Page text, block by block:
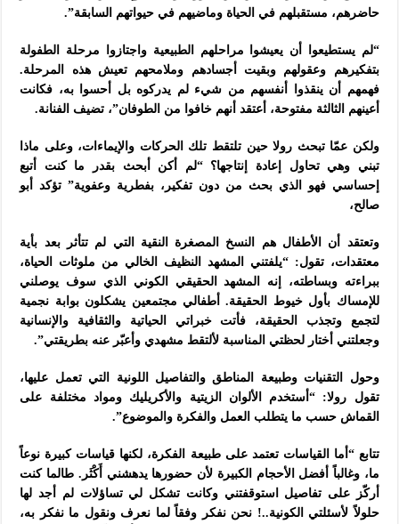
حاضرهم، مستقبلهم في الحياة وماضيهم في حيواتهم السابقة”.
“لم يستطيعوا أن يعيشوا مراحلهم الطبيعية واجتازوا مرحلة الطفولة
بتفكيرهم وعقولهم وبقيت أجسادهم وملامحهم تعيش هذه المرحلة.
فهمهم أن ينقذوا أنفسهم من شيء لم يدركوه بل أحسوا به، فكانت
أعينهم الثالثة مفتوحة، أعتقد أنهم خافوا من الطوفان”، تضيف الفنانة.
ولكن عمّا تبحث رولا حين تلتقط تلك الحركات والإيماءات، وعلى ماذا
تبني وهي تحاول إعادة إنتاجها؟ “لم أكن أبحث بقدر ما كنت أتبع
إحساسي فهو الذي بحث من دون تفكير، بفطرية وعفوية” تؤكد أبو
صالح،
وتعتقد أن الأطفال هم النسخ المصغرة النقية التي لم تتأثر بعد بأية
معتقدات، تقول: “يلفتني المشهد النظيف الخالي من ملوثات الحياة،
ببراءته وبساطته، إنه المشهد الحقيقي الكوني الذي سوف يوصلني
للإمساك بأول خيوط الحقيقة. أطفالي مجتمعين يشكلون بوابة نجمية
لتجمع وتجذب الحقيقة، فأتت خبراتي الحياتية والثقافية والإنسانية
وجعلتني أختار لحظتي المناسبة لألتقط مشهدي وأعبّر عنه بطريقتي”.
وحول التقنيات وطبيعة المناطق والتفاصيل اللونية التي تعمل عليها،
تقول رولا: “أستخدم الألوان الزيتية والأكريليك ومواد مختلفة على
القماش حسب ما يتطلب العمل والفكرة والموضوع”.
تتابع “أما القياسات تعتمد على طبيعة الفكرة، لكنها قياسات كبيرة نوعاً
ما، وغالباً أفضل الأحجام الكبيرة لأن حضورها يدهشني أَكْثَر. طالما كنت
أركّز على تفاصيل استوقفتني وكانت تشكل لي تساؤلات لم أجد لها
حلولاً لأسئلتي الكونية..! نحن نفكر وفقاً لما نعرف ونقول ما نفكر به،